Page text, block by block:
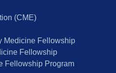
(CME)
Medicine Fellowship
Fellowship
Fellowship Program